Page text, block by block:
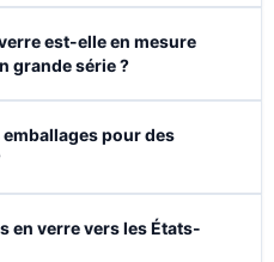
est-elle en mesure
grande série ?
pour des
en verre vers les États-